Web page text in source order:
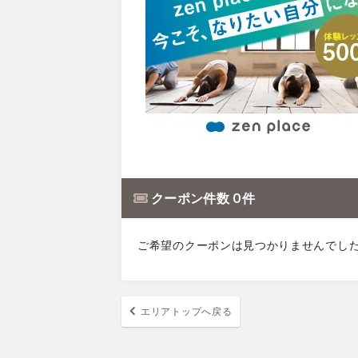
クーポン件数 0 件
ご希望のクーポンは見つかりませんでし
エリアトップへ戻る